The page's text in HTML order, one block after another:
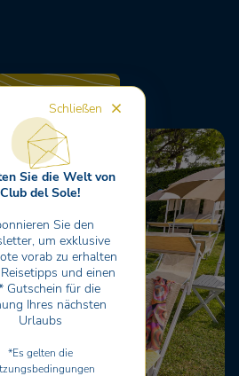
Schließen
Sie die Welt von
Club del Sole!
Sie den
um exklusive
vorab zu erhalten
und einen
Gutschein für die
Ihres nächsten
Urlaubs
*Es gelten die